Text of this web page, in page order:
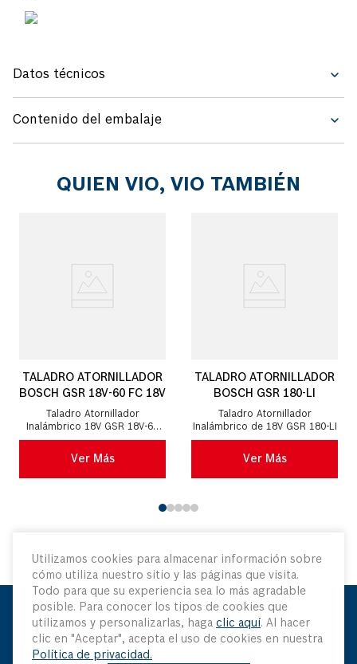
Utilizamos cookies para almacenar información sobre
cómo utiliza nuestro sitio y las páginas que visita.
Todo para que su experiencia sea lo más agradable
posible. Para conocer los tipos de cookies que
utilizamos y personalizarlas, haga clic aquí. Al hacer
clic en "Aceptar", acepta el uso de cookies en nuestra
Política de privacidad.
Datos técnicos
Contenido del embalaje
QUIEN VIO, VIO TAMBIÉN
TALADRO ATORNILLADOR
BOSCH GSR 18V-60 FC 18V
Taladro Atornillador
Inalámbrico 18V GSR 18V-60
FC Flexiclick
Ver Más
TALADRO ATORNILLADOR
BOSCH GSR 180-LI
Taladro Atornillador
Inalámbrico de 18V GSR 180-LI
Ver Más
Mantenme Actualizado